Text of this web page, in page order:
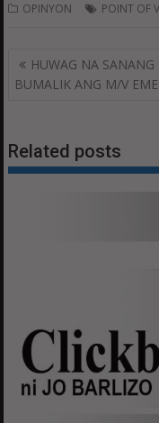
OPINYON POINT OF
Post
navigation
HUWAG NA SANANG
BUMALIK ANG M/V
Related posts